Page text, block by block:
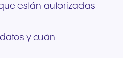
están autorizadas
y cuán